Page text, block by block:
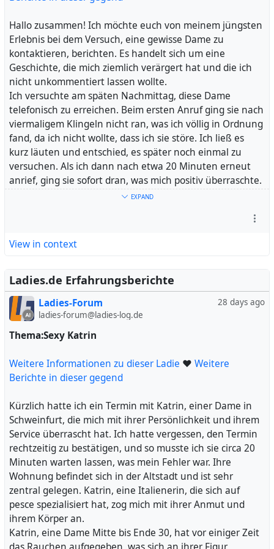
Ich möchte euch dringend davon abraten, dieser
vermeintlichen Dame Gabi zu begegnen. Es handelt sich
um ein Fake-Profil, das einzig und allein dazu dient,
ahnungslose Männer anzulocken und zu betrügen. An
der Tür wurde ich nicht von Gabi, sondern von einer
völlig anderen Person empfangen.
Diese Erfahrung hat mich sehr verärgert und ich möchte
sicherstellen, dass andere nicht in dieselbe Falle tappen.
Bitte seid wachsam und lasst euch nicht von falschen
Versprechungen und verlockenden Profilen blenden. Es
ist wichtig, auf solche Betrügereien aufmerksam zu
machen, um andere vor finanziellen und emotionalen
# Lasst# Dame#Frau#Community#irritiert
Hallo zusammen! Ich möchte euch von meinem jüngsten
Erlebnis bei dem Versuch, eine gewisse Dame zu
kontaktieren, berichten. Es handelt sich um eine
Geschichte, die mich ziemlich verärgert hat und die ich
nicht unkommentiert lassen wollte.
Ich versuchte am späten Nachmittag, diese Dame
telefonisch zu erreichen. Beim ersten Anruf ging sie nach
viermaligem Klingeln nicht ran, was ich völlig in Ordnung
fand, da ich nicht wollte, dass ich sie störe. Ich ließ es
kurz läuten und entschied, es später noch einmal zu
versuchen. Als ich dann nach etwa 20 Minuten erneut
anrief, ging sie sofort dran, was mich positiv überraschte.
Ich stellte mich freundlich vor und vereinbarte einen
diese bereits verschickt hätte, und zwar über WhatsApp.
und erklärte ihr, dass ich kein WhatsApp nutze. Ich
betonte, dass ich aus Sicherheitsgründen nur SMS
verwende, was durchaus meine persönliche Präferenz ist.
Doch anstatt Verständnis zu zeigen, wurde sie plötzlich
unfreundlich und fragte mich, warum ich kein WhatsApp
nochmals meine Gründe, doch ihre Reaktion darauf war
mehr als unangemessen.
einer anderen Frau gehen, und legte einfach auf. Ich war
schockiert über ihre Arroganz und Unhöflichkeit. Als
potenzieller Neukunde erwarte ich, dass man mir mit
Respekt begegnet, und nicht so abgewiesen wird. Diese
Dame hat offensichtlich wenig Verständnis für
individuelle Präferenzen und kommuniziert auf eine sehr
unprofessionelle Weise.
Ich habe mich entschieden, diesen Vorfall zu teilen, um
meine Erfahrung mit anderen zu teilen und vor allem,
um deutlich zu machen, dass solch ein Verhalten
EXPAND
View in context
Ladies.de Erfahrungsberichte
28 days ago
Ladies-Forum
ladies-forum@ladies-log.de
Thema:Sexy Katrin
Weitere Informationen zu dieser Ladie ❤ Weitere
Berichte in dieser gegend
Kürzlich hatte ich ein Termin mit Katrin, einer Dame in
Schweinfurt, die mich mit ihrer Persönlichkeit und ihrem
Service überrascht hat. Ich hatte vergessen, den Termin
rechtzeitig zu bestätigen, und so musste ich sie circa 20
Minuten warten lassen, was mein Fehler war. Ihre
Wohnung befindet sich in der Altstadt und ist sehr
zentral gelegen. Katrin, eine Italienerin, die sich auf
pesce spezialisiert hat, zog mich mit ihrer Anmut und
ihrem Körper an.
Katrin, eine Dame Mitte bis Ende 30, hat vor einiger Zeit